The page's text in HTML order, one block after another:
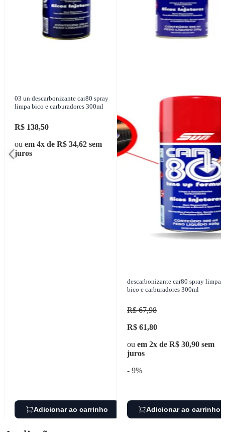
03 un descarbonizante car80 spray
limpa bico e carburadores 300ml
R$ 138,50
ou em 4x de R$ 34,62 sem
juros
Adicionar ao carrinho
descarbonizante car80 spray limpa
bico e carburadores 300ml
R$ 67,98
R$ 61,80
ou em 2x de R$ 30,90 sem
juros
- 9%
Adicionar ao carrinho